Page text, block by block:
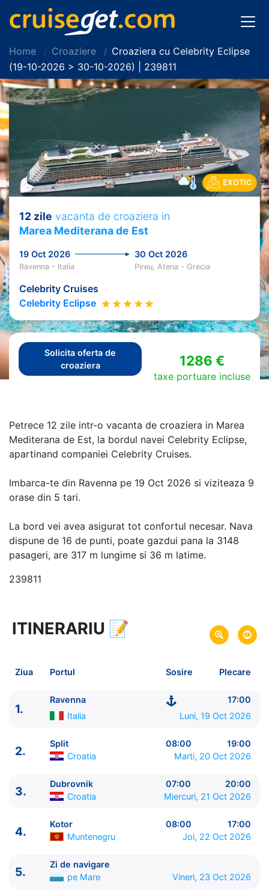
Home Croaziere
Croaziera cu Celebrity Eclipse
(19-10-2026 > 30-10-2026) | 239811
EXOTIC
12 zile vacanta de croaziera in
Marea Mediterana de Est
19 Oct 2026 30 Oct 2026
Ravenna - Italia Pireu, Atena - Grecia
Celebrity Cruises
Celebrity Eclipse
Solicita oferta de
croaziera
1286 €
taxe portuare incluse
Petrece 12 zile intr-o vacanta de croaziera in Marea
Mediterana de Est, la bordul navei Celebrity Eclipse,
apartinand companiei Celebrity Cruises.
Imbarca-te din Ravenna pe 19 Oct 2026 si viziteaza 9
orase din 5 tari.
La bord vei avea asigurat tot confortul necesar. Nava
dispune de 16 de punti, poate gazdui pana la 3148
pasageri, are 317 m lungime si 36 m latime.
239811
12 zile vacanta de croaziera in
Marea Mediterana de Est -
Plecare pe 19 Oct 2026 din Ravenna, Italia
Celebrity Cruises
ITINERARIU
ITINERARIU 📝
Ziua Portul Sosire Plecare
1.
Ravenna
17:00
Italia
Luni, 19 Oct 2026
2.
Split 08:00
19:00
Croatia
Marti, 20 Oct 2026
3.
Dubrovnik 07:00
20:00
Croatia
Miercuri, 21 Oct 2026
4.
Kotor 08:00
17:00
Muntenegru
Joi, 22 Oct 2026
5.
Zi de navigare
pe Mare
Vineri, 23 Oct 2026